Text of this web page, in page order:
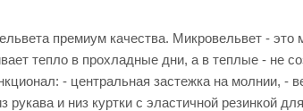
премиум качества. Микровельвет - это
тепло в прохладные дни, а в теплые - не
- центральная застежка на молнии, -
рукава и низ куртки с эластичной резинкой